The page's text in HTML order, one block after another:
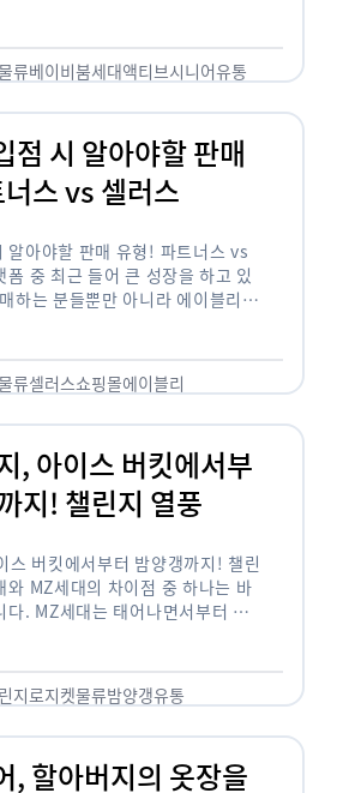
지만 사회가 늙어가는 …
류베이비붐세대액티브시니어유통
점 시 알아야할 판매
스 vs 셀러스
알아야할 판매 유형! 파트너스 vs
폼 중 최근 들어 큰 성장을 하고 있
하는 분들뿐만 아니라 에이블리에
류셀러스쇼핑몰에이블리
, 아이스 버킷에서부
지! 챌린지 열풍
스 버킷에서부터 밤양갱까지! 챌린
와 MZ세대의 차이점 중 하나는 바
다. MZ세대는 태어나면서부터 디
지로지켓물류밤양갱유통
, 할아버지의 옷장을